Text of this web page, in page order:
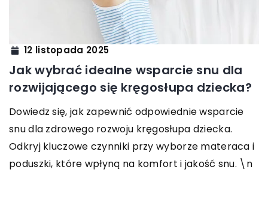
12 listopada 2025
Jak wybrać idealne wsparcie snu dla
rozwijającego się kręgosłupa dziecka?
Dowiedz się, jak zapewnić odpowiednie wsparcie
snu dla zdrowego rozwoju kręgosłupa dziecka.
Odkryj kluczowe czynniki przy wyborze materaca i
poduszki, które wpłyną na komfort i jakość snu. \n